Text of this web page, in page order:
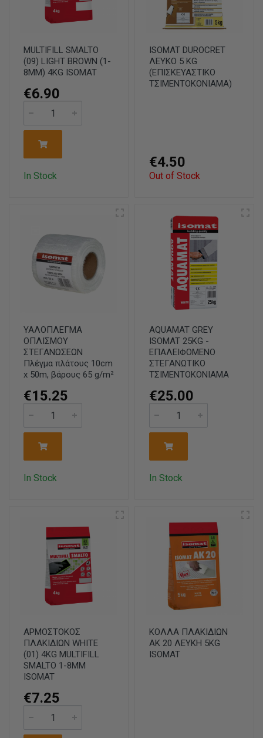
MULTIFILL SMALTO
(09) LIGHT BROWN (1-
8MM) 4KG ISOMAT
€6.90
In Stock
ISOMAT DUROCRET
ΛΕΥΚΟ 5 KG
(ΕΠΙΣΚΕΥΑΣΤΙΚΟ
ΤΣΙΜΕΝΤΟΚΟΝΙΑΜΑ)
€4.50
Out of Stock
ΥΑΛΟΠΛΕΓΜΑ
ΟΠΛΙΣΜΟΥ
ΣΤΕΓΑΝΩΣΕΩΝ
Πλέγμα πλάτους 10cm
x 50m, βάρους 65 g/m²
€15.25
In Stock
AQUAMAT GREY
ISOMAT 25KG -
ΕΠΑΛΕΙΦΟΜΕΝΟ
ΣΤΕΓΑΝΩΤΙΚΟ
ΤΣΙΜΕΝΤΟΚΟΝΙΑΜΑ
€25.00
In Stock
ΑΡΜΟΣΤΟΚΟΣ
ΠΛΑΚΙΔΙΩΝ WHITE
(01) 4KG MULTIFILL
SMALTO 1-8MM
ISOMAT
€7.25
ΚΟΛΛΑ ΠΛΑΚΙΔΙΩΝ
AK 20 ΛΕΥΚΗ 5KG
ISOMAT